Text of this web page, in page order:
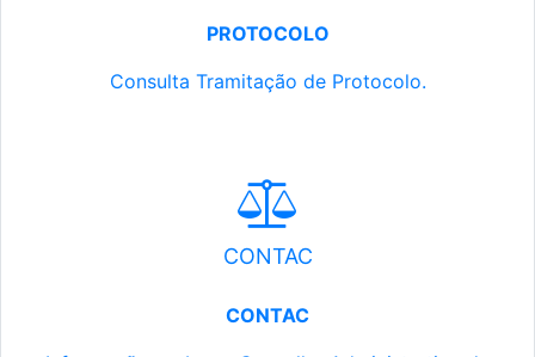
PROTOCOLO
Consulta Tramitação de Protocolo.
CONTAC
CONTAC